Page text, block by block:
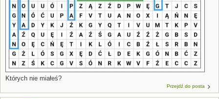
Których nie miałeś?
Przejdź do posta